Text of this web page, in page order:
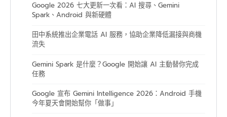
Google 2026 七大更新一次看：AI 搜尋、Gemini
Spark、Android 與新硬體
田中系統推出企業電話 AI 服務，協助企業降低漏接與商機
流失
Gemini Spark 是什麼？Google 開始讓 AI 主動替你完成
任務
Google 宣布 Gemini Intelligence 2026：Android 手機
今年夏天會開始幫你「做事」